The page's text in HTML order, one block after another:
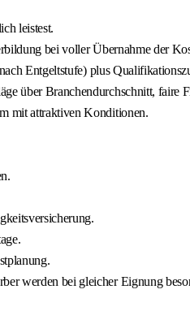
leistest.
bei voller Übernahme der
Entgeltstufe) plus
über Branchendurchschnitt, faire
mit attraktiven Konditionen.
werden bei gleicher Eignung